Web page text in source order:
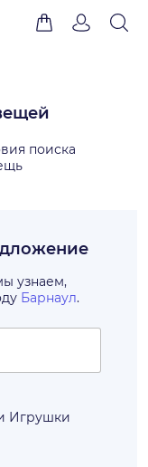
поиска
узнаем,
Барнаул.
Игрушки